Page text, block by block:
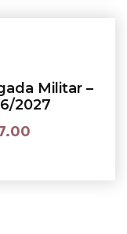
Militar –
2027